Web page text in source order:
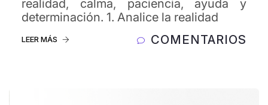
realidad, calma, paciencia, ayuda y
determinación. 1. Analice la realidad
LEER MÁS COMENTARIOS